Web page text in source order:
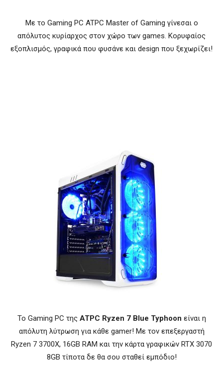
Με το Gaming PC ATPC Master of Gaming γίνεσαι ο
απόλυτος κυρίαρχος στον χώρο των games. Κορυφαίος
εξοπλισμός, γραφικά που φυσάνε και design που ξεχωρίζει!
Το Gaming PC της ATPC Ryzen 7 Blue Typhoon είναι η
απόλυτη λύτρωση για κάθε gamer! Με τον επεξεργαστή
Ryzen 7 3700X, 16GB RAM και την κάρτα γραφικών RTX 3070
8GB τίποτα δε θα σου σταθεί εμπόδιο!